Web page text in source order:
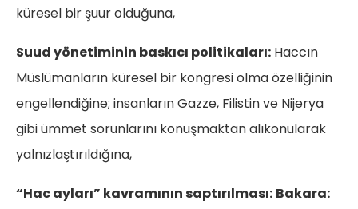
küresel bir şuur olduğuna,
Suud yönetiminin baskıcı politikaları: Haccın
Müslümanların küresel bir kongresi olma özelliğinin
engellendiğine; insanların Gazze, Filistin ve Nijerya
gibi ümmet sorunlarını konuşmaktan alıkonularak
yalnızlaştırıldığına,
“Hac ayları” kavramının saptırılması: Bakara: